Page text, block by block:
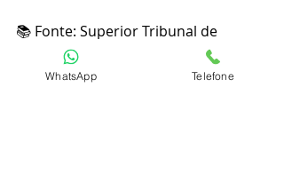
📚 Fonte: Superior Tribunal de
Justiça; Canal Ciências Criminais.
WhatsApp Telefone